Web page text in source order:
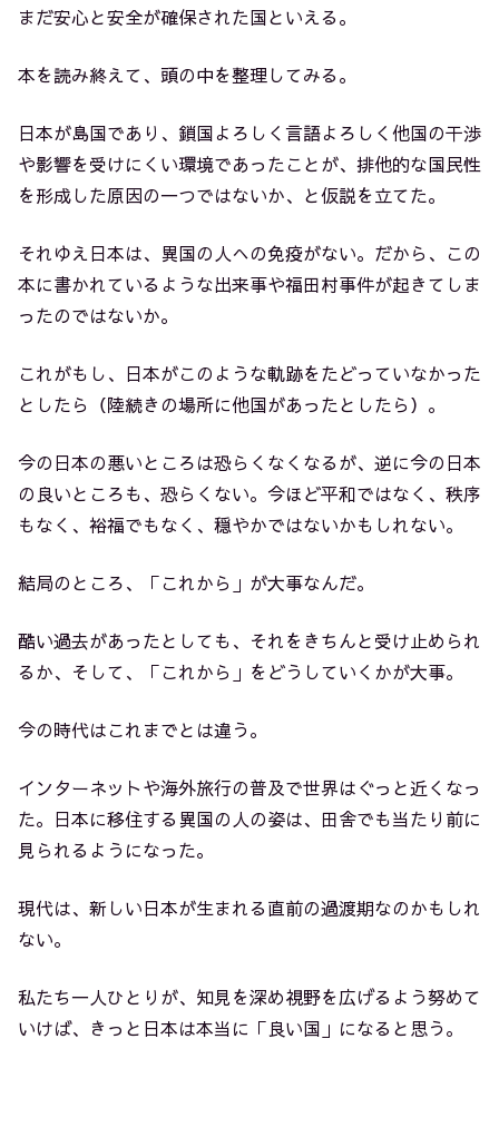
まだ安心と安全が確保された国といえる。
本を読み終えて、頭の中を整理してみる。
日本が島国であり、鎖国よろしく言語よろしく他国の干渉
や影響を受けにくい環境であったことが、排他的な国民性
を形成した原因の一つではないか、と仮説を立てた。
それゆえ日本は、異国の人への免疫がない。だから、この
本に書かれているような出来事や福田村事件が起きてしま
ったのではないか。
これがもし、日本がこのような軌跡をたどっていなかった
としたら（陸続きの場所に他国があったとしたら）。
今の日本の悪いところは恐らくなくなるが、逆に今の日本
の良いところも、恐らくない。今ほど平和ではなく、秩序
もなく、裕福でもなく、穏やかではないかもしれない。
結局のところ、「これから」が大事なんだ。
酷い過去があったとしても、それをきちんと受け止められ
るか、そして、「これから」をどうしていくかが大事。
今の時代はこれまでとは違う。
インターネットや海外旅行の普及で世界はぐっと近くなっ
た。日本に移住する異国の人の姿は、田舎でも当たり前に
見られるようになった。
現代は、新しい日本が生まれる直前の過渡期なのかもしれ
ない。
私たち一人ひとりが、知見を深め視野を広げるよう努めて
いけば、きっと日本は本当に「良い国」になると思う。